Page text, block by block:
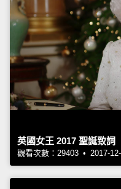
英國女王 2017 聖誕致詞
觀看次數：29403 • 2017-